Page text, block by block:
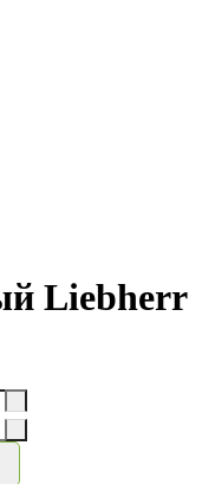
Liebherr